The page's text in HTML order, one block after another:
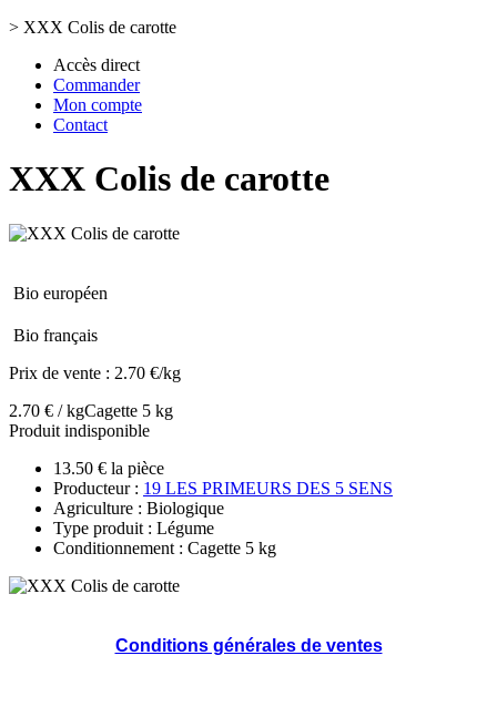
> XXX Colis de carotte
Accès direct
Commander
Mon compte
Contact
XXX Colis de carotte
Bio européen
Bio français
Prix de vente : 2.70 €/kg
2.70 € / kgCagette 5 kg
Produit indisponible
13.50 € la pièce
Producteur : 19 LES PRIMEURS DES 5 SENS
Agriculture : Biologique
Type produit : Légume
Conditionnement : Cagette 5 kg
Conditions générales de ventes